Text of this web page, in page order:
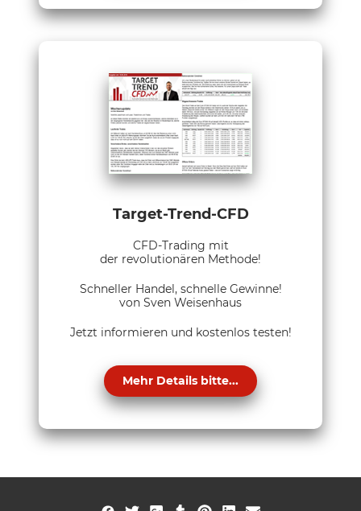
Target-Trend-CFD
CFD-Trading mit
der revolutionären Methode!
Schneller Handel, schnelle Gewinne!
von Sven Weisenhaus
Jetzt informieren und kostenlos testen!
Mehr Details bitte...